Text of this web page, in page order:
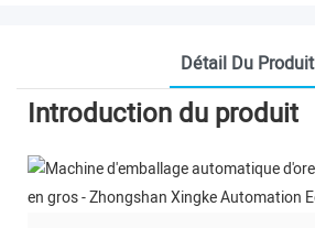
Détail Du Produit
Introduction du produit